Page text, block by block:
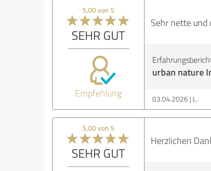
5,00 von 5
SEHR GUT
Empfehlung
Sehr nette
urban nature
03.04.2026 L.
5,00 von 5
SEHR GUT
Herzlichen